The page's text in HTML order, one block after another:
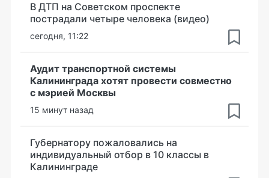
В ДТП на Советском проспекте
пострадали четыре человека (видео)
сегодня, 11:22
Аудит транспортной системы
Калининграда хотят провести совместно
с мэрией Москвы
15 минут назад
Губернатору пожаловались на
индивидуальный отбор в 10 классы в
Калининграде